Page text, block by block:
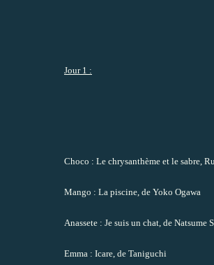
Jour 1 :
Choco : Le chrysanthème et le sabre,
Mango : La piscine, de Yoko Ogawa
Anassete : Je suis un chat, de Natsume
Emma : Icare, de Taniguchi